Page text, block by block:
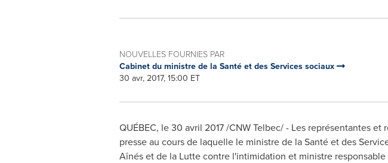
NOUVELLES FOURNIES PAR
Cabinet du ministre de la Santé et des Services sociaux
30 avr, 2017, 15:00 ET
QUÉBEC, le 30 avril 2017 /CNW Telbec/ - Les représentantes
presse au cours de laquelle le ministre de la Santé et des
Aînés et de la Lutte contre l'intimidation et ministre